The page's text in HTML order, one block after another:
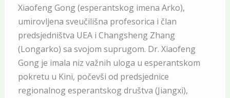
Xiaofeng Gong (esperantskog imena Arko),
umirovljena sveučilišna profesorica i član
predsjedništva UEA i Changsheng Zhang
(Longarko) sa svojom suprugom. Dr. Xiaofeng
Gong je imala niz važnih uloga u esperantskom
pokretu u Kini, počevši od predsjednice
regionalnog esperantskog društva (Jiangxi),